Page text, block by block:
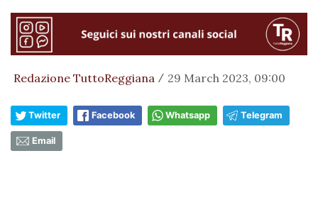
Redazione TuttoReggiana / 29 March 2023, 09:00
Twitter Facebook Whatsapp Telegram
Email